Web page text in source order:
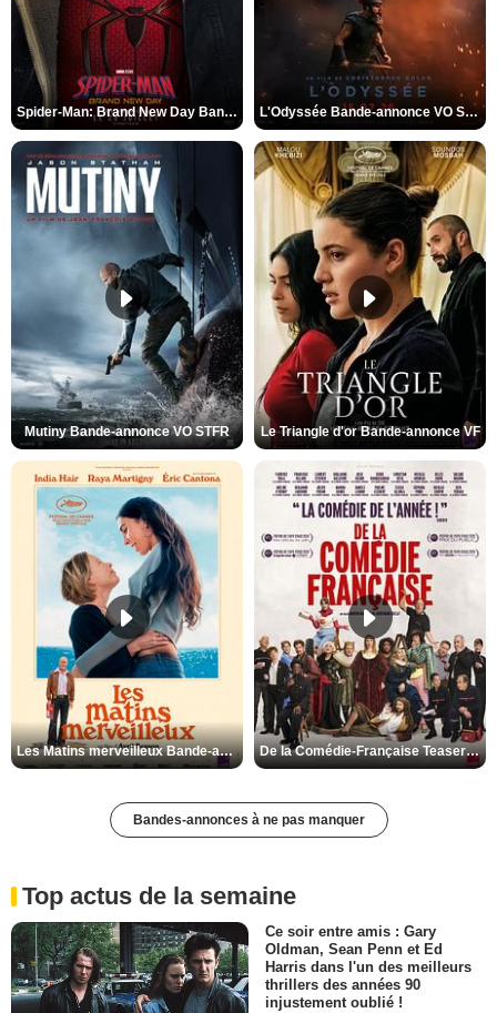
Spider-Man: Brand New Day Bande-annonce VO STFR L'Odyssée Bande-annonce VO STFR
Mutiny Bande-annonce VO STFR Le Triangle d'or Bande-annonce VF
Les Matins merveilleux Bande-annonce VF De la Comédie-Française Teaser VF
Bandes-annonces à ne pas manquer
Top actus de la semaine
Ce soir entre amis : Gary
Oldman, Sean Penn et Ed
Harris dans l'un des meilleurs
thrillers des années 90
injustement oublié !